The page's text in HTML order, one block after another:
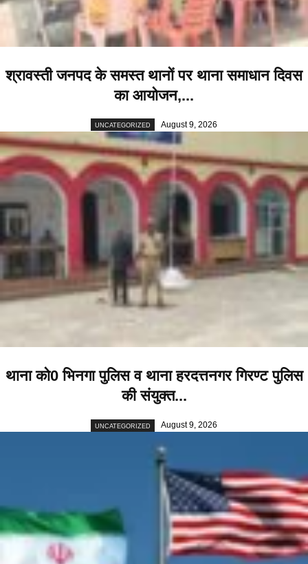
श्रावस्ती जनपद के समस्त थानों पर थाना समाधान दिवस
का आयोजन,...
UNCATEGORIZED August 9, 2026
थाना को0 भिनगा पुलिस व थाना हरदत्तनगर गिरण्ट पुलिस
की संयुक्त...
UNCATEGORIZED August 9, 2026